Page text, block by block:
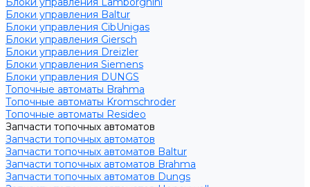
Блоки управления Baltur
Блоки управления CibUnigas
Блоки управления Giersch
Блоки управления Dreizler
Блоки управления Siemens
Блоки управления DUNGS
Топочные автоматы Brahma
Топочные автоматы Kromschroder
Топочные автоматы Resideo
Запчасти топочных автоматов
Запчасти топочных автоматов
Запчасти топочных автоматов Baltur
Запчасти топочных автоматов Brahma
Запчасти топочных автоматов Dungs